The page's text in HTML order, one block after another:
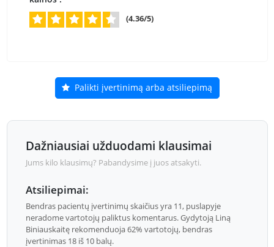
(4.36/5)
Palikti įvertinimą arba atsiliepimą
Dažniausiai užduodami klausimai
Jums kilo klausimų? Pabandysime į juos atsakyti.
Atsiliepimai:
Bendras pacientų įvertinimų skaičius yra 11, puslapyje
neradome vartotojų paliktus komentarus. Gydytoją Liną
Biniauskaitę rekomenduoja 62% vartotojų, bendras
įvertinimas 18 iš 10 balų.